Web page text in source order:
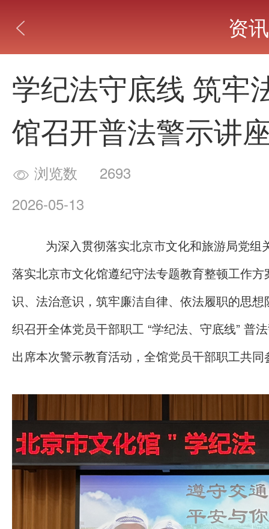
 资
学纪法守底线 筑牢
馆召开普法警示讲
 浏览数
2693
2026-05-13
为深入贯彻落实北京市文化和旅游局党
落实北京市文化馆遵纪守法专题教育整顿工作
识、法治意识，筑牢廉洁自律、依法履职的思
织召开全体党员干部职工 “学纪法、守底线” 普
出席本次警示教育活动，全馆党员干部职工共同